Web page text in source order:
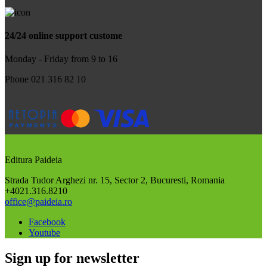
24/24 online support custome
Monday - Friday from 9 to 16
Phone 021 316 82 10
Editura Paideia
Strada Tudor Arghezi nr. 15, Sector 2, Bucuresti, Romania
+4021.316.8210
office@paideia.ro
Facebook
Youtube
Sign up for newsletter